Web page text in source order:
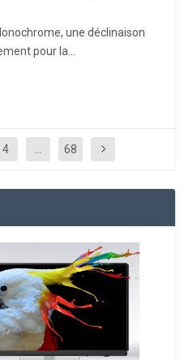
une déclinaison
pour la...
4 … 68